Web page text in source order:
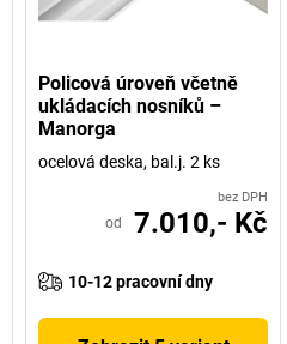
Policová úroveň včetně
ukládacích nosníků –
Manorga
ocelová deska, bal.j. 2 ks
bez DPH
od 7.010,- Kč
10-12 pracovní dny